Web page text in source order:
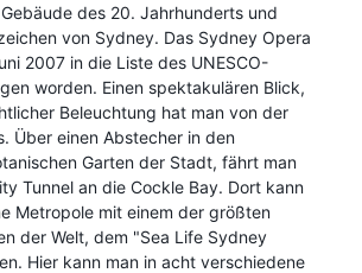
des 20. Jahrhunderts und
von Sydney. Das Sydney Opera
2007 in die Liste des UNESCO-
worden. Einen spektakulären Blick,
Beleuchtung hat man von der
Über einen Abstecher in den
Garten der Stadt, fährt man
Tunnel an die Cockle Bay. Dort kann
Metropole mit einem der größten
der Welt, dem "Sea Life Sydney
Hier kann man in acht verschiedene